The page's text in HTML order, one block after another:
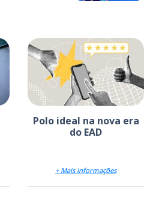
Polo ideal na nova era
do EAD
+ Mais Informações